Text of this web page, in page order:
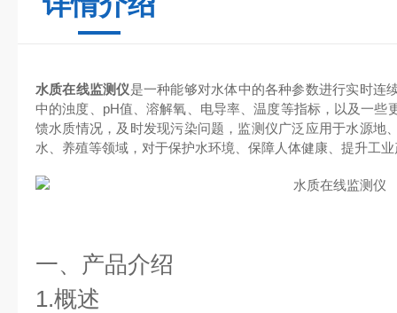
水质在线监测仪是一种能够对水体中的各种参数进行实时连
中的浊度、pH值、溶解氧、电导率、温度等指标，以及一些
馈水质情况，及时发现污染问题，监测仪广泛应用于水源地
水、养殖等领域，对于保护水环境、保障人体健康、提升工
一、产品介绍
1.概述